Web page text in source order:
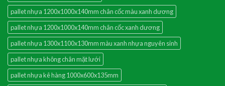
pallet nhựa 1200x1000x140mm chân cốc màu xanh dương
pallet nhựa 1200x1000x140mm chân cốc xanh dương
pallet nhựa 1300x1100x130mm màu xanh nhựa nguyên sinh
pallet nhựa không chân mặt lưới
pallet nhựa kê hàng 1000x600x135mm